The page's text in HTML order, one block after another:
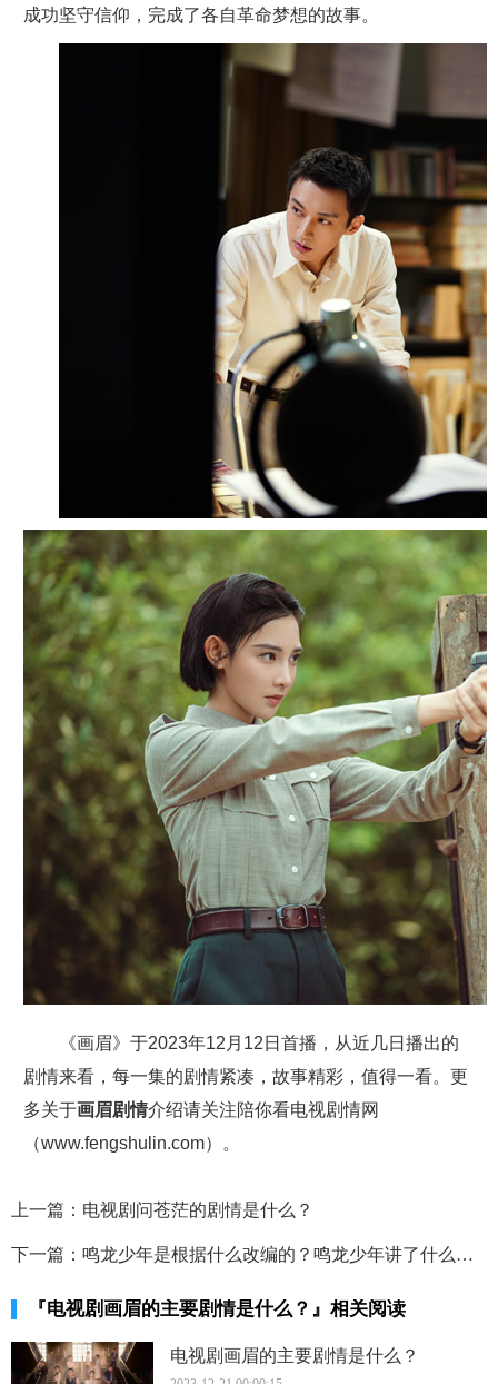
成功坚守信仰，完成了各自革命梦想的故事。
《画眉》于2023年12月12日首播，从近几日播出的
剧情来看，每一集的剧情紧凑，故事精彩，值得一看。更
多关于画眉剧情介绍请关注陪你看电视剧情网
（www.fengshulin.com）。
上一篇： 电视剧问苍茫的剧情是什么？
下一篇： 鸣龙少年是根据什么改编的？鸣龙少年讲了什么故事？
『电视剧画眉的主要剧情是什么？』相关阅读
电视剧画眉的主要剧情是什么？